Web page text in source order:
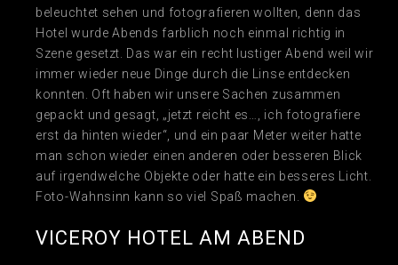
beleuchtet sehen und fotografieren wollten, denn das
Hotel wurde Abends farblich noch einmal richtig in
Szene gesetzt. Das war ein recht lustiger Abend weil wir
immer wieder neue Dinge durch die Linse entdecken
konnten. Oft haben wir unsere Sachen zusammen
gepackt und gesagt, „jetzt reicht es…, ich fotografiere
erst da hinten wieder“, und ein paar Meter weiter hatte
man schon wieder einen anderen oder besseren Blick
auf irgendwelche Objekte oder hatte ein besseres Licht.
Foto-Wahnsinn kann so viel Spaß machen.
VICEROY HOTEL AM ABEND